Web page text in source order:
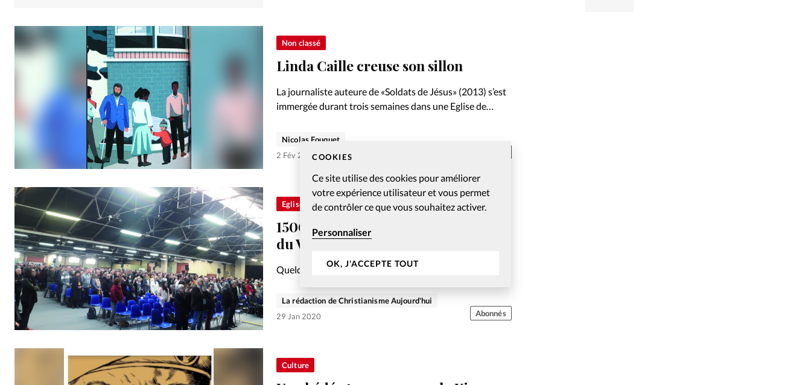
COOKIES
Ce site utilise des cookies pour améliorer
votre expérience utilisateur et vous permet
de contrôler ce que vous souhaitez activer.
Personnaliser
OK, J'ACCEPTE TOUT
Non classé
Linda Caille creuse son sillon
La journaliste auteure de «Soldats de Jésus» (2013) s’est
immergée durant trois semaines dans une Eglise de
les frites.» Interview.
Nicolas Fouquet
2 Fév 2020
Eglises
1500 personnes au culte en commun
du Valentinois
Quelque mille cinq cents fidèles se sont massés le 12
le culte en commun organisé par l’Alliance Evangélique
du Valentinois (AEV) qui représente une dizaine
La rédaction de Christianisme Aujourd'hui
29 Jan 2020
Abonnés
Culture